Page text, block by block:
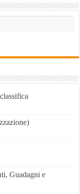
Guadagni e